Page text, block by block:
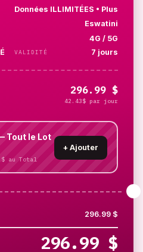
Données ILLIMITÉES • Plus
Eswatini
4G / 5G
VALIDITÉ 7 jours
296.99 $
42.43$ par jour
Tout le Lot
$ au Total
+ Ajouter
296.99 $
296.99 $